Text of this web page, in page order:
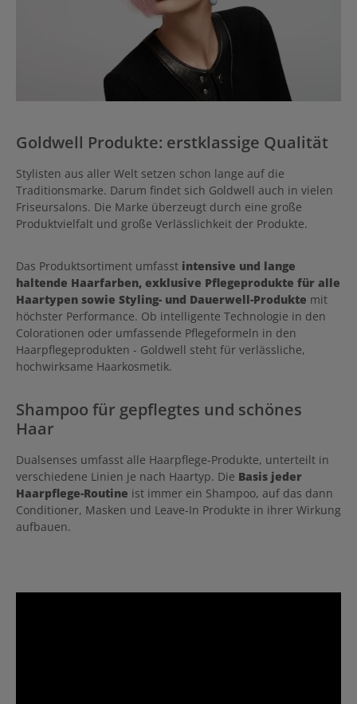
Goldwell Produkte: erstklassige Qualität
Stylisten aus aller Welt setzen schon lange auf die
Traditionsmarke. Darum findet sich Goldwell auch in vielen
Friseursalons. Die Marke überzeugt durch eine große
Produktvielfalt und große Verlässlichkeit der Produkte.
Das Produktsortiment umfasst intensive und lange
haltende Haarfarben, exklusive Pflegeprodukte für alle
Haartypen sowie Styling- und Dauerwell-Produkte mit
höchster Performance. Ob intelligente Technologie in den
Colorationen oder umfassende Pflegeformeln in den
Haarpflegeprodukten - Goldwell steht für verlässliche,
hochwirksame Haarkosmetik.
Shampoo für gepflegtes und schönes
Haar
Dualsenses umfasst alle Haarpflege-Produkte, unterteilt in
verschiedene Linien je nach Haartyp. Die Basis jeder
Haarpflege-Routine ist immer ein Shampoo, auf das dann
Conditioner, Masken und Leave-In Produkte in ihrer Wirkung
aufbauen.